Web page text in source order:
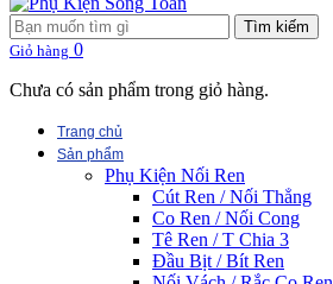
Tìm kiếm
Giỏ hàng 0
Chưa có sản phẩm trong giỏ hàng.
Trang chủ
Sản phẩm
Phụ Kiện Nối Ren
Cút Ren / Nối Thẳng
Co Ren / Nối Cong
Tê Ren / T Chia 3
Đầu Bịt / Bít Ren